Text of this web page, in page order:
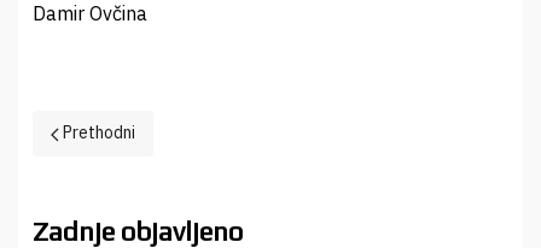
Damir Ovčina
Prethodni članak: Sjeća li se Nedžad Ibrišimović svoje kuće u
Prethodni
Zadnje objavljeno